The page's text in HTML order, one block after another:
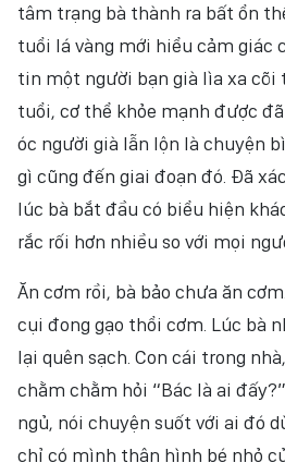
tâm trạng bà thành ra bất ổn
tuổi lá vàng mới hiểu cảm giác
tin một người bạn già lìa xa cõi
tuổi, cơ thể khỏe mạnh được
óc người già lẫn lộn là chuyện
gì cũng đến giai đoạn đó. Đã
lúc bà bắt đầu có biểu hiện
rắc rối hơn nhiều so với mọi
Ăn cơm rồi, bà bảo chưa ăn
cụi đong gạo thổi cơm. Lúc bà
lại quên sạch. Con cái trong
chằm chằm hỏi “Bác là ai
ngủ, nói chuyện suốt với ai đó
chỉ có mình thân hình bé nhỏ